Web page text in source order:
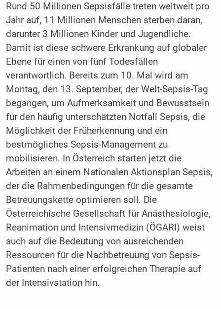
Rund 50 Millionen Sepsisfälle treten weltweit pro
Jahr auf, 11 Millionen Menschen sterben daran,
darunter 3 Millionen Kinder und Jugendliche.
Damit ist diese schwere Erkrankung auf globaler
Ebene für einen von fünf Todesfällen
verantwortlich. Bereits zum 10. Mal wird am
Montag, den 13. September, der Welt-Sepsis-Tag
begangen, um Aufmerksamkeit und Bewusstsein
für den häufig unterschätzten Notfall Sepsis, die
Möglichkeit der Früherkennung und ein
bestmögliches Sepsis-Management zu
mobilisieren. In Österreich starten jetzt die
Arbeiten an einem Nationalen Aktionsplan Sepsis,
der die Rahmenbedingungen für die gesamte
Betreuungskette optimieren soll. Die
Österreichische Gesellschaft für Anästhesiologie,
Reanimation und Intensivmedizin (ÖGARI) weist
auch auf die Bedeutung von ausreichenden
Ressourcen für die Nachbetreuung von Sepsis-
Patienten nach einer erfolgreichen Therapie auf
der Intensivstation hin.